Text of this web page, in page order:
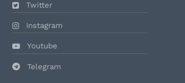
Twitter
Instagram
Youtube
Telegram